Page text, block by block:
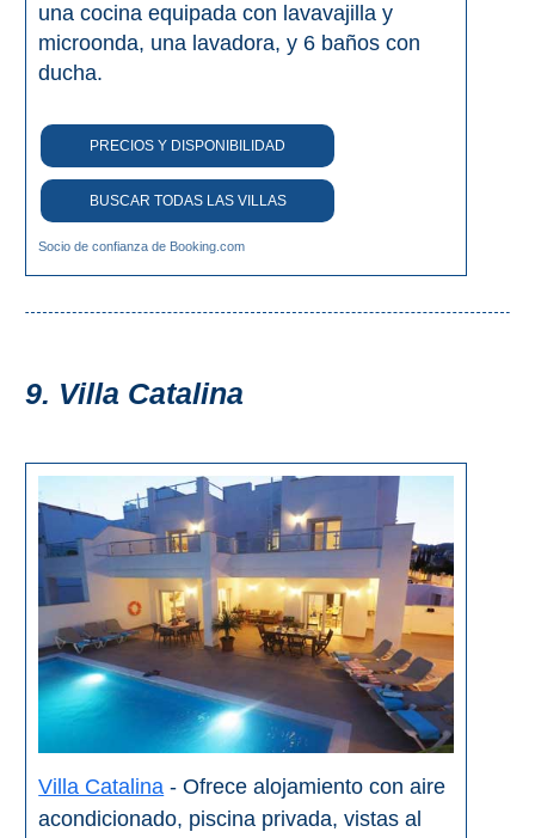
una cocina equipada con lavavajilla y
microonda, una lavadora, y 6 baños con
ducha.
PRECIOS Y DISPONIBILIDAD
BUSCAR TODAS LAS VILLAS
Socio de confianza de Booking.com
9. Villa Catalina
Villa Catalina - Ofrece alojamiento con aire
acondicionado, piscina privada, vistas al